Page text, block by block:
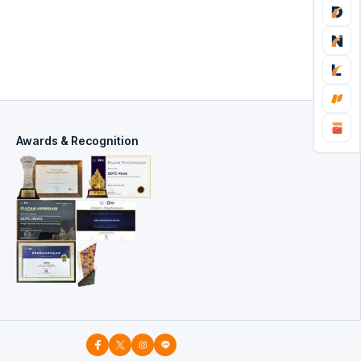
Awards & Recognition